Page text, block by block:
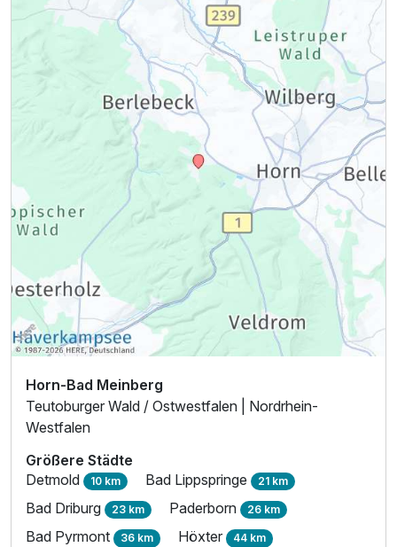
Horn-Bad Meinberg
Teutoburger Wald / Ostwestfalen | Nordrhein-
Westfalen
Größere Städte
Detmold 10 km Bad Lippspringe 21 km
Bad Driburg 23 km Paderborn 26 km
Bad Pyrmont 36 km Höxter 44 km